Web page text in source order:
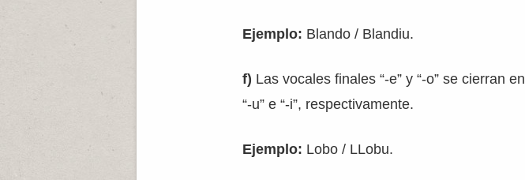
Ejemplo: Blando / Blandiu.
f) Las vocales finales “-e” y “-o” se cierran en
“-u” e “-i”, respectivamente.
Ejemplo: Lobo / LLobu.